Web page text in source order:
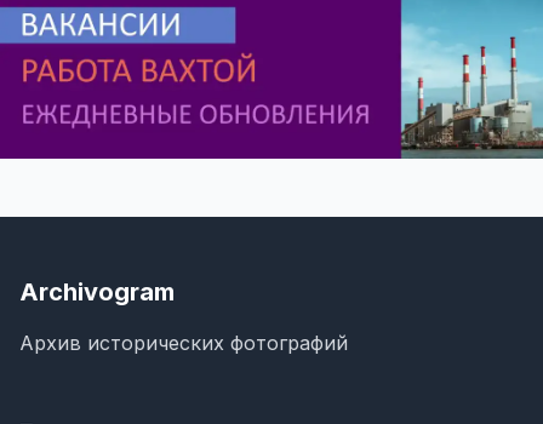
Archivogram
Архив исторических фотографий